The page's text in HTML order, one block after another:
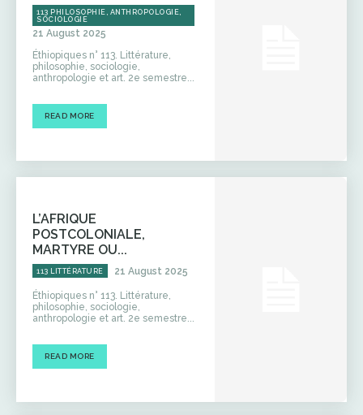
113 PHILOSOPHIE, ANTHROPOLOGIE,
SOCIOLOGIE
21 August 2025
Éthiopiques n° 113. Littérature,
philosophie, sociologie,
anthropologie et art. 2e semestre...
READ MORE
L’AFRIQUE
POSTCOLONIALE,
MARTYRE OU...
113 LITTÉRATURE 21 August 2025
Éthiopiques n° 113. Littérature,
philosophie, sociologie,
anthropologie et art. 2e semestre...
READ MORE